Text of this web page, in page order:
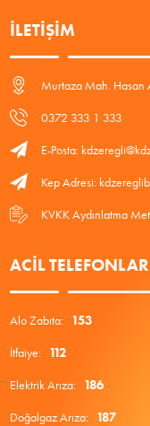
İLETIŞIM
Murtaza Mah. Hasan
0372 333 1 333
E-Posta:
Kep Adresi:
KVKK Aydınlatma
ACIL TELEFONLAR
Alo Zabıta: 153
İtfaiye: 112
Elektrik Arıza: 186
Doğalgaz Arıza: 187